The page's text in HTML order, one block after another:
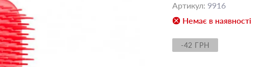
Артикул: 9916
Немає в наявності
-42 ГРН